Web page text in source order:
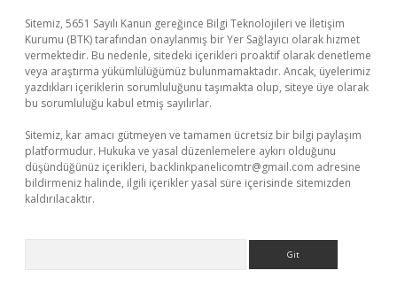
Sitemiz, 5651 Sayılı Kanun gereğince Bilgi Teknolojileri ve İletişim
Kurumu (BTK) tarafından onaylanmış bir Yer Sağlayıcı olarak hizmet
vermektedir. Bu nedenle, sitedeki içerikleri proaktif olarak denetleme
veya araştırma yükümlülüğümüz bulunmamaktadır. Ancak, üyelerimiz
yazdıkları içeriklerin sorumluluğunu taşımakta olup, siteye üye olarak
bu sorumluluğu kabul etmiş sayılırlar.
Sitemiz, kar amacı gütmeyen ve tamamen ücretsiz bir bilgi paylaşım
platformudur. Hukuka ve yasal düzenlemelere aykırı olduğunu
düşündüğünüz içerikleri, backlinkpanelicomtr@gmail.com adresine
bildirmeniz halinde, ilgili içerikler yasal süre içerisinde sitemizden
kaldırılacaktır.